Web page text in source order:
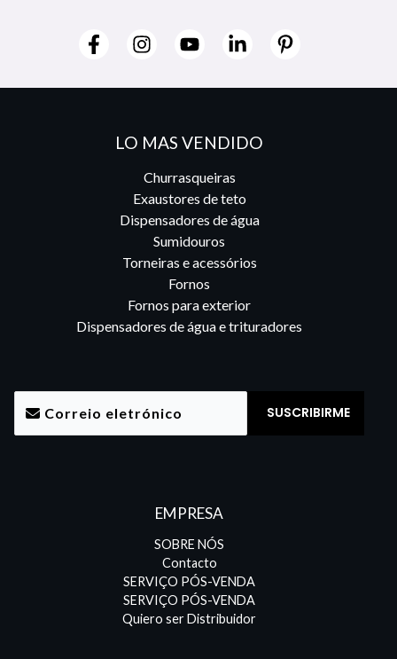
LO MAS VENDIDO
Churrasqueiras
Exaustores de teto
Dispensadores de água
Sumidouros
Torneiras e acessórios
Fornos
Fornos para exterior
Dispensadores de água e trituradores
EMPRESA
SOBRE NÓS
Contacto
SERVIÇO PÓS-VENDA
SERVIÇO PÓS-VENDA
Quiero ser Distribuidor